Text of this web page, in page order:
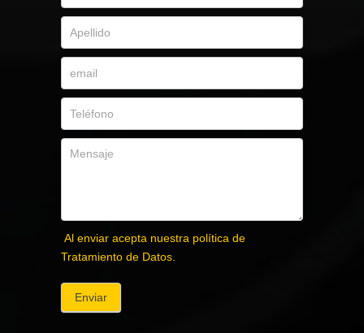
Al enviar acepta nuestra política de
Tratamiento de Datos.
Enviar